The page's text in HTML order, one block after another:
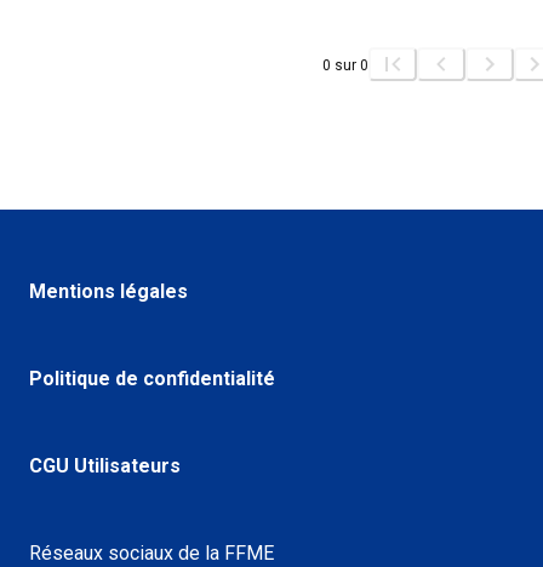
0 sur 0
Mentions légales
Politique de confidentialité
CGU Utilisateurs
Réseaux sociaux de la FFME